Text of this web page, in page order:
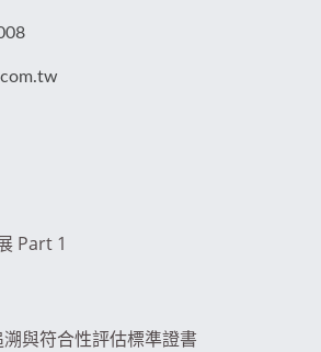
Part 1
與符合性評估標準證書